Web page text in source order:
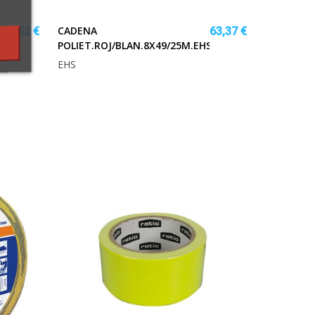
54,52 €
CADENA
POLIET.ROJ/BLAN.8X49/25M.EHS
63,37 €
EHS